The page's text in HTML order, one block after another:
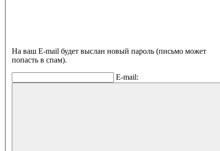
На ваш E-mail будет выслан новый пароль (письмо может
попасть в спам).
E-mail: